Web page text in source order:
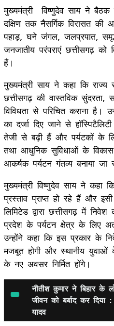
मुख्यमंत्री विष्णुदेव साय ने
दक्षिण तक नैसर्गिक विरासत की
पहाड़, घने जंगल, जलप्रपात,
जनजातीय परंपराएं छत्तीसगढ़ को
हैं।
मुख्यमंत्री साय ने कहा कि राज्य
छत्तीसगढ़ की वास्तविक सुंदरता,
विविधता से परिचित कराना है।
का दर्जा दिए जाने से
तेजी से बढ़ी हैं और पर्यटकों के
तथा आधुनिक सुविधाओं के
आकर्षक पर्यटन गंतव्य बनाया
मुख्यमंत्री विष्णुदेव साय ने कहा
प्रस्ताव प्राप्त हो रहे हैं और
लिमिटेड द्वारा छत्तीसगढ़ में
प्रदेश के पर्यटन क्षेत्र के लिए
उन्होंने कहा कि इस प्रकार के
मजबूत होगी और स्थानीय युवाओं
के नए अवसर निर्मित होंगे।
नीतीश कुमार ने बिहार के
जीवन को बर्बाद कर दिया
यादव